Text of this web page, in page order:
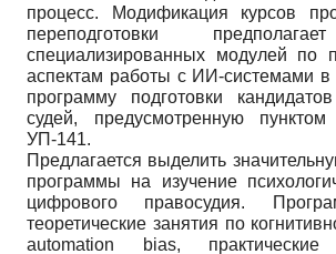
процесс. Модификация курсов
переподготовки
специализированных модулей по
аспектам работы с ИИ-системами
программу подготовки
судей, предусмотренную
УП-141.
Предлагается выделить
программы на изучение
цифрового правосудия.
теоретические занятия по
automation bias,